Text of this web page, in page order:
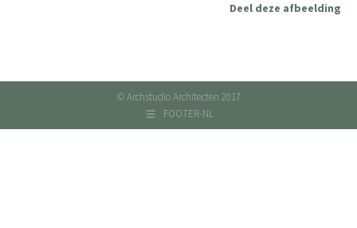
Deel deze afbeelding
© Archstudio Architecten 2017
FOOTER-NL